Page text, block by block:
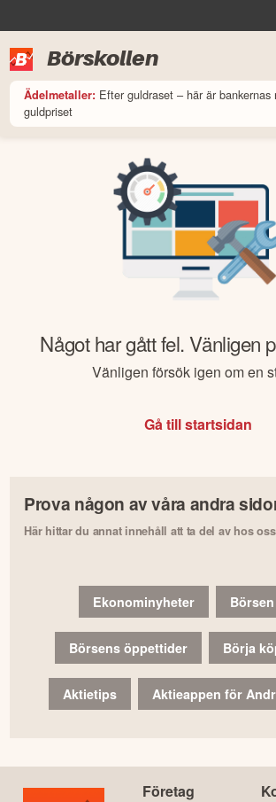
Börskollen
Ädelmetaller: Efter guldraset – här är bankernas
guldpriset
Något har gått fel. Vänligen
Vänligen försök igen om en
Gå till startsidan
Prova någon av våra andra
Här hittar du annat innehåll att ta del av hos
Ekonominyheter
Börsens öppettider Börja
Aktietips Aktieappen för
Företag